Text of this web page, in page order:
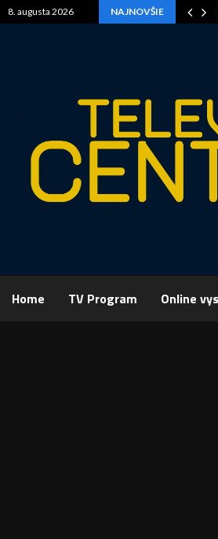
8. augusta 2026 NAJNOVŠIE
Home TV Program Online